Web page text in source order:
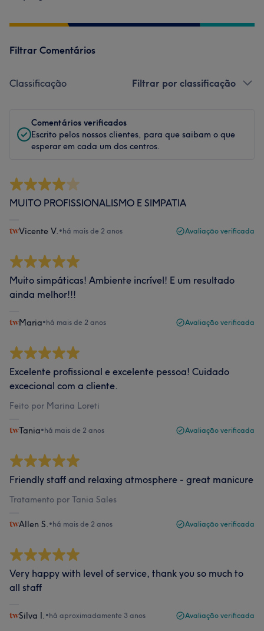
Filtrar Comentários
Classificação Filtrar por classificação
Comentários verificados
Escrito pelos nossos clientes, para que saibam o que
esperar em cada um dos centros.
MUITO PROFISSIONALISMO E SIMPATIA
Vicente V. •há mais de 2 anos Avaliação verificada
Muito simpáticas! Ambiente incrível! E um resultado
ainda melhor!!!
Maria•há mais de 2 anos Avaliação verificada
Excelente profissional e excelente pessoa! Cuidado
excecional com a cliente.
Feito por Marina Loreti
Tania•há mais de 2 anos Avaliação verificada
Friendly staff and relaxing atmosphere - great manicure
Tratamento por Tania Sales
Allen S. •há mais de 2 anos Avaliação verificada
Very happy with level of service, thank you so much to
all staff
Silva I. •há aproximadamente 3 anos Avaliação verificada